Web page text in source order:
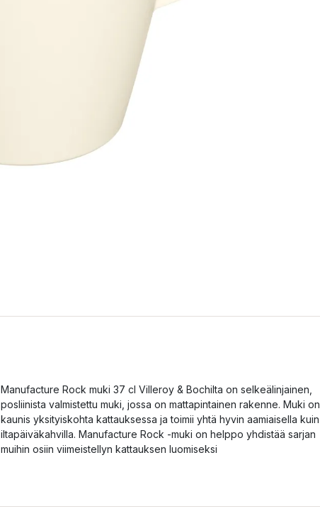
Manufacture Rock muki 37 cl Villeroy & Bochilta on selkeälinjainen,
posliinista valmistettu muki, jossa on mattapintainen rakenne. Muki on
kaunis yksityiskohta kattauksessa ja toimii yhtä hyvin aamiaisella kuin
iltapäiväkahvilla. Manufacture Rock -muki on helppo yhdistää sarjan
muihin osiin viimeistellyn kattauksen luomiseksi